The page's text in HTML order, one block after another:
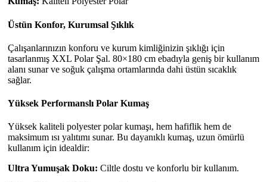
Üstün Konfor, Kurumsal Şıklık
Çalışanlarınızın konforu ve kurum kimliğinizin şıklığı için
tasarlanmış XXL Polar Şal. 80×180 cm ebadıyla geniş bir kullanım
alanı sunar ve soğuk çalışma ortamlarında dahi üstün sıcaklık
sağlar.
Yüksek Performanslı Polar Kumaş
Yüksek kaliteli polyester polar kumaşı, hem hafiflik hem de
maksimum ısı yalıtımı sunar. Bu dayanıklı kumaş, uzun ömürlü
kullanım için idealdir:
Ultra Yumuşak Doku: Ciltle dostu ve konforlu bir kullanım.